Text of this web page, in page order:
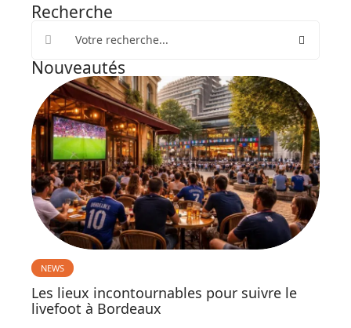
Recherche
Nouveautés
NEWS
Les lieux incontournables pour suivre le
livefoot à Bordeaux